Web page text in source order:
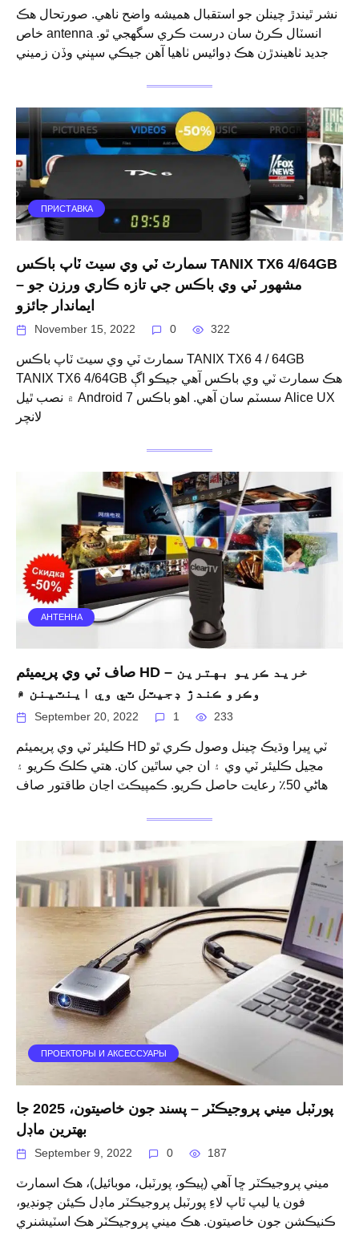
نشر ٿيندڙ چينلن جو استقبال هميشه واضح ناهي. صورتحال هڪ
خاص antenna انسٽال ڪرڻ سان درست ڪري سگهجي ٿو.
جديد ٺاهيندڙن هڪ ڊوائيس ٺاهيا آهن جيڪي سڀني وڏن زميني
ПРИСТАВКА
سمارٽ ٽي وي سيٽ ٽاپ باڪس TANIX TX6 4/64GB
– مشهور ٽي وي باڪس جي تازه ڪاري ورزن جو
ايماندار جائزو
November 15, 2022 0 322
سمارٽ ٽي وي سيٽ ٽاپ باڪس TANIX TX6 4 / 64GB
TANIX TX6 4/64GB هڪ سمارٽ ٽي وي باڪس آهي جيڪو اڳ
۾ نصب ٿيل Android 7 سسٽم سان آهي. اهو باڪس Alice UX
لانچر
АНТЕННА
صاف ٽي وي پريميئم HD – خريد ڪريو بهترين
وڪرو ڪندڙ ڊجيٽل ٽي وي اينٽينن ۾
September 20, 2022 1 233
ڪليئر ٽي وي پريميئم HD ٽي ڀيرا وڌيڪ چينل وصول ڪري ٿو
مڃيل ڪليئر ٽي وي ۽ ان جي ساٿين کان. ھتي ڪلڪ ڪريو ۽
ھاڻي 50٪ رعايت حاصل ڪريو. ڪمپيڪٽ اڃان طاقتور صاف
ПРОЕКТОРЫ И АКСЕССУАРЫ
پورٽبل ميني پروجيڪٽر – پسند جون خاصيتون، 2025 جا
بهترين ماڊل
September 9, 2022 0 187
ميني پروجيڪٽر ڇا آهي (پيڪو، پورٽبل، موبائيل)، هڪ اسمارٽ
فون يا ليپ ٽاپ لاءِ پورٽبل پروجيڪٽر ماڊل ڪيئن چونڊيو،
ڪنيڪشن جون خاصيتون. هڪ ميني پروجيڪٽر هڪ اسٽيشنري